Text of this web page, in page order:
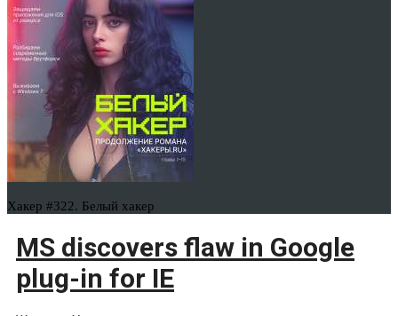
Хакер #322. Белый хакер
MS discovers flaw in Google
plug-in for IE